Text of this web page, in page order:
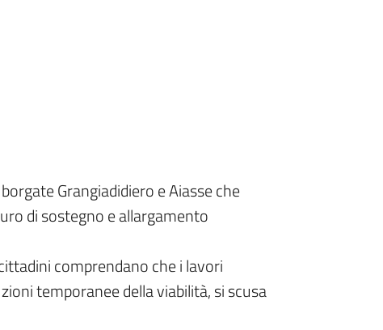
Grangiadidiero e Aiasse che
di sostegno e allargamento
comprendano che i lavori
temporanee della viabilità, si scusa